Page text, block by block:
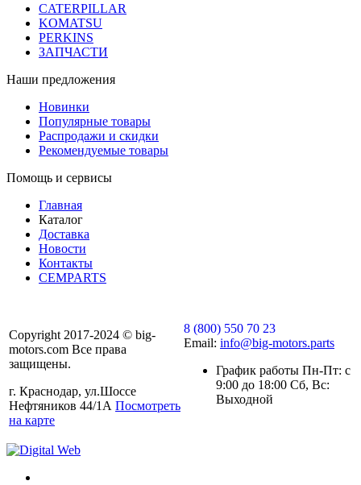
CATERPILLAR
KOMATSU
PERKINS
ЗАПЧАСТИ
Наши предложения
Новинки
Популярные товары
Распродажи и скидки
Рекомендуемые товары
Помощь и сервисы
Главная
Каталог
Доставка
Новости
Контакты
CEMPARTS
Copyright 2017-2024 © big-
motors.com Все права
защищены.
г. Краснодар, ул.Шоссе
Нефтяников 44/1А Посмотреть
на карте
8 (800) 550 70 23
Email: info@big-motors.parts
График работы Пн-Пт: с
9:00 до 18:00 Сб, Вс:
Выходной